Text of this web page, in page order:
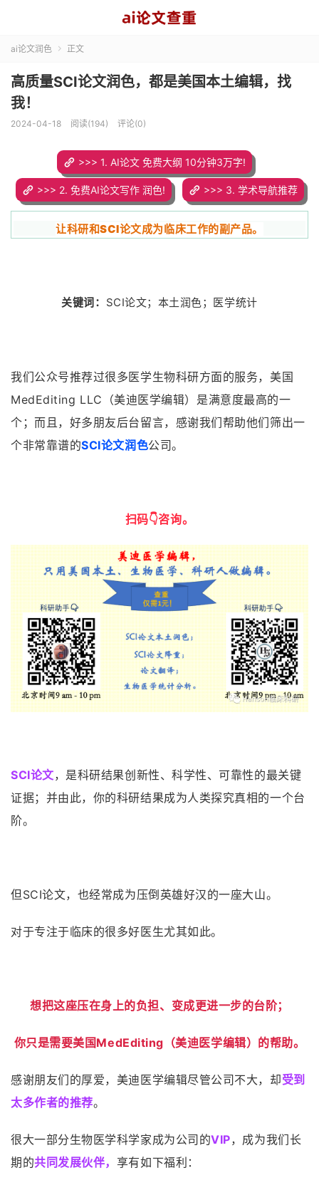
ai论文润色  正文
高质量SCI论文润色，都是美国本土编辑，找
我！
2024-04-18 阅读(194) 评论(0)
>>> 1. AI论文 免费大纲 10分钟3万字!
>>> 2. 免费AI论文写作 润色! >>> 3. 学术导航推荐
让科研和SCI论文成为临床工作的副产品。
关键词： SCI论文；本土润色；医学统计
我们公众号推荐过很多医学生物科研方面的服务，美国
MedEditing LLC（美迪医学编辑）是满意度最高的一
个；而且，好多朋友后台留言，感谢我们帮助他们筛出一
个非常靠谱的SCI论文润色公司。
扫码👇咨询。
SCI论文，是科研结果创新性、科学性、可靠性的最关键
证据； 并由此，你的科研结果成为人类探究真相的一个台
阶。
但SCI论文，也经常成为压倒英雄好汉的一座大山。
对于专注于临床的很多好医生尤其如此。
想把这座压在身上的负担、变成更进一步的台阶；
你只是需要美国MedEditing（美迪医学编辑）的帮助。
感谢朋友们的厚爱，美迪医学编辑尽管公司不大，却受到
太多作者的推荐。
很大一部分生物医学科学家成为公司的VIP，成为我们长
期的共同发展伙伴， 享有如下福利：